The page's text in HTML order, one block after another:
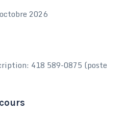
2026
418 589-0875 (poste